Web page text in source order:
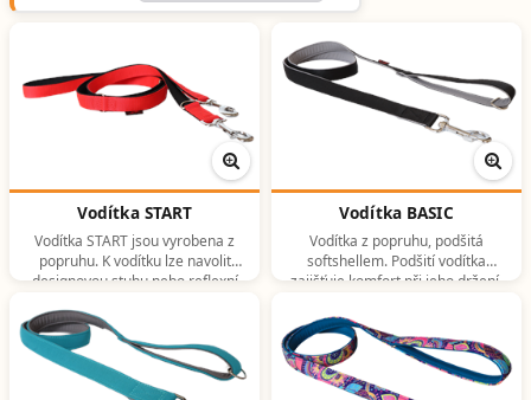
Vodítka START
Vodítka START jsou vyrobena z
popruhu. K vodítku lze navolit
designovou stuhu nebo reflexní
verzi vodítka, která ale bez mrknutí
oka plní svůj účel stejně dobře jako
ostatní verze vodítek.
Vodítka BASIC
Vodítka z popruhu, podšitá
softshellem. Podšití vodítka
zajišťuje komfort při jeho držení,
vodítek lze navolit designovou
stuhu nebo reflexní pásku či lem.